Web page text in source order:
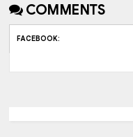
COMMENTS
FACEBOOK: